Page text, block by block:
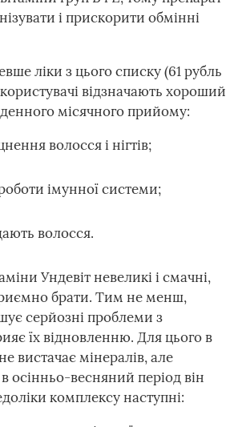
і прискорити обмінні
ліки з цього списку (61 рубль
відзначають хороший
місячного прийому:
волосся і нігтів;
імунної системи;
волосся.
Ундевіт невеликі і смачні,
брати. Тим не менш,
серйозні проблеми з
їх відновленню. Для цього в
вистачає мінералів, але
в осінньо-весняний період він
комплексу наступні: